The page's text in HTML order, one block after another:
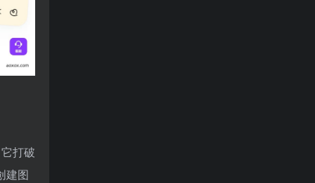
打破
建图